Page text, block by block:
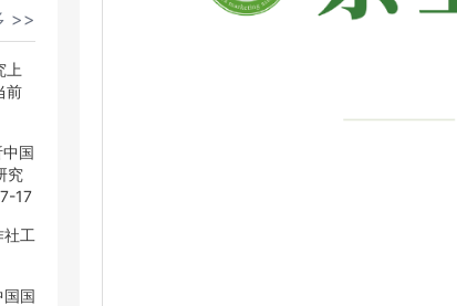
>>
上
前
国
究
17
社工
国国
>>
上
前
国
究
17
社工
国国